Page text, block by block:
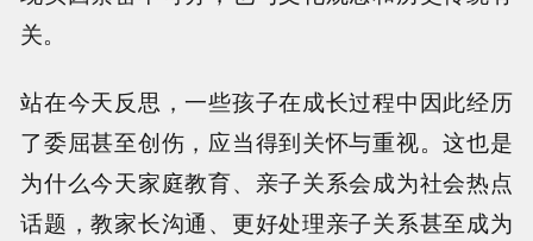
关。
站在今天反思，一些孩子在成长过程中因此经历
了委屈甚至创伤，应当得到关怀与重视。这也是
为什么今天家庭教育、亲子关系会成为社会热点
话题，教家长沟通、更好处理亲子关系甚至成为